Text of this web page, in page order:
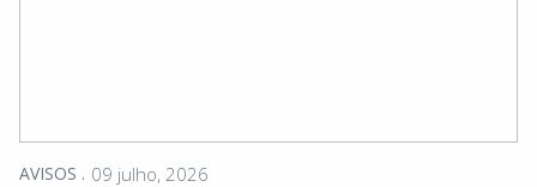
AVISOS 09 julho, 2026